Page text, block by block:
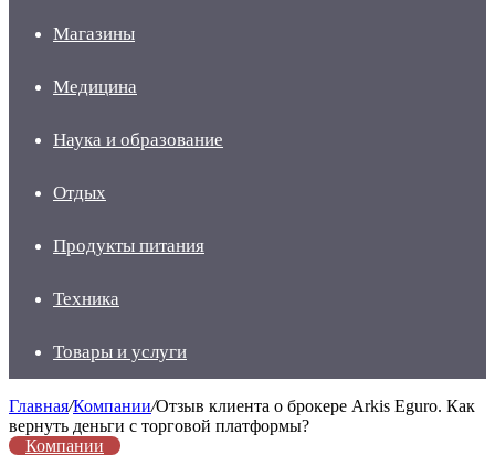
Магазины
Медицина
Наука и образование
Отдых
Продукты питания
Техника
Товары и услуги
Главная/Компании/Отзыв клиента о брокере Arkis Eguro. Как
вернуть деньги с торговой платформы?
Компании